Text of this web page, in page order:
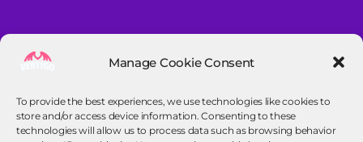
Manage Cookie Consent
To provide the best experiences, we use technologies like cookies to
store and/or access device information. Consenting to these
technologies will allow us to process data such as browsing behavior